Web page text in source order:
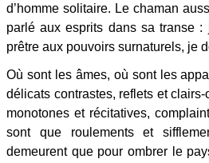
d’homme solitaire. Le chaman
parlé aux esprits dans sa transe
prêtre aux pouvoirs surnaturels, je
Où sont les âmes, où sont les
délicats contrastes, reflets et
monotones et récitatives,
sont que roulements et
demeurent que pour ombrer le